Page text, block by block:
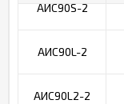
АИС90S-2
АИС90L-2
АИС90L2-2